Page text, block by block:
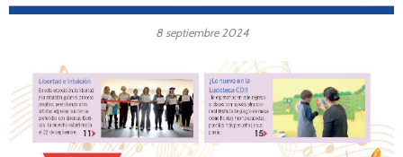
8 septiembre 2024